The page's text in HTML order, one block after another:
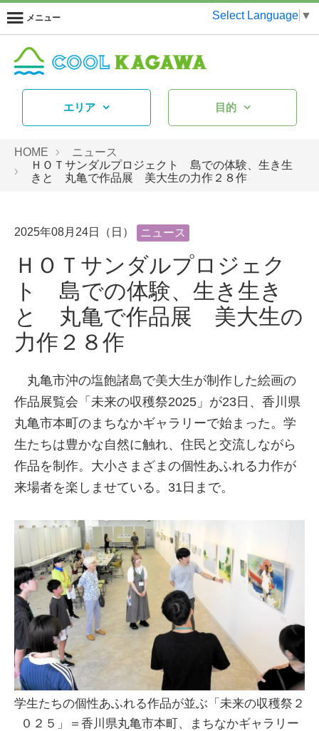
メニュー Select Language ▼
エリア 目的
HOME
ニュース
ＨＯＴサンダルプロジェクト 島での体験、生き生
きと 丸亀で作品展 美大生の力作２８作
2025年08月24日（日） ニュース
ＨＯＴサンダルプロジェク
ト 島での体験、生き生き
と 丸亀で作品展 美大生の
力作２８作
丸亀市沖の塩飽諸島で美大生が制作した絵画の
作品展覧会「未来の収穫祭2025」が23日、香川県
丸亀市本町のまちなかギャラリーで始まった。学
生たちは豊かな自然に触れ、住民と交流しながら
作品を制作。大小さまざまの個性あふれる力作が
来場者を楽しませている。31日まで。
学生たちの個性あふれる作品が並ぶ「未来の収穫祭２
０２５」＝香川県丸亀市本町、まちなかギャラリー